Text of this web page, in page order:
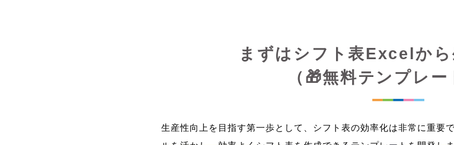
まずはシフト表Excelから
（🎁無料テンプレー
生産性向上を目指す第一歩として、シフト表の効率化は非常に重要で